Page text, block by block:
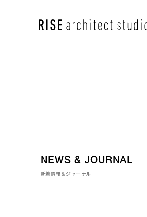
NEWS & JOURNAL
新着情報＆ジャーナル